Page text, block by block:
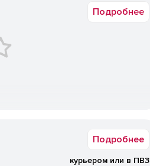
Подробнее
Подробнее
курьером или в ПВЗ